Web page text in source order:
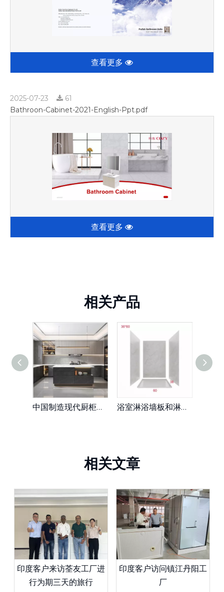
查看更多
2025-07-23
61
Bathroon-Cabinet-2021-English-Ppt.pdf
查看更多
相关产品
中国制造现代厨柜单元简易橱柜预制房屋厨房壁柜 浴室淋浴墙板和淋浴环绕美国市场366096英寸
相关文章
印度客户来访荃友工厂进
行为期三天的旅行
印度客户访问镇江丹阳工
厂